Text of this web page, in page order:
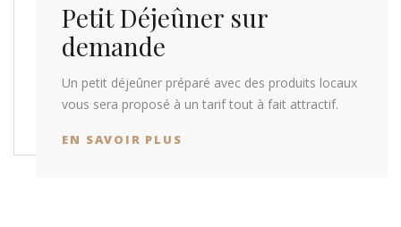
Petit Déjeûner sur
demande
Un petit déjeûner préparé avec des produits locaux
vous sera proposé à un tarif tout à fait attractif.
EN SAVOIR PLUS